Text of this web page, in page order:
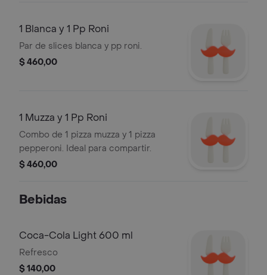
1 Blanca y 1 Pp Roni
Par de slices blanca y pp roni.
$ 460,00
1 Muzza y 1 Pp Roni
Combo de 1 pizza muzza y 1 pizza
pepperoni. Ideal para compartir.
$ 460,00
Bebidas
Coca-Cola Light 600 ml
Refresco
$ 140,00